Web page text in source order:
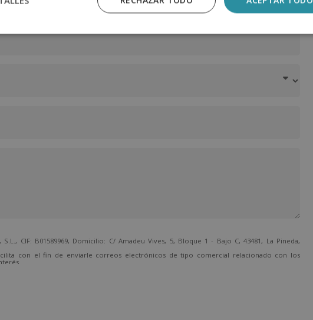
S.L., CIF: B01589969, Domicilio: C/ Amadeu Vives, 5, Bloque 1 - Bajo C, 43481, La Pineda,
con el fin de enviarle correos electrónicos de tipo comercial relacionado con los
dirigiéndose a la dirección direccion@grupotarraco.com.